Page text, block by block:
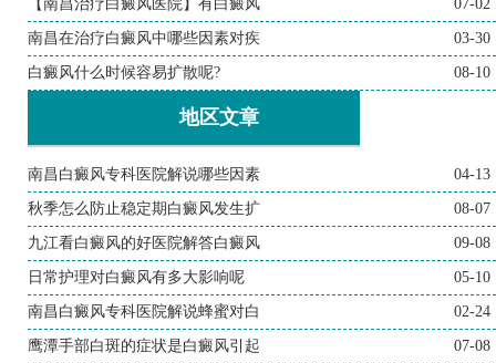
【南昌治疗白癜风医院】有白癜风 07-02
南昌在治疗白癜风中哪些因素对疾 03-30
白癜风什么时候容易扩散呢? 08-10
地区文章
南昌白癜风专科医院解说哪些因素 04-13
秋季怎么防止稳定期白癜风发生扩 08-07
九江看白癜风的好医院解答白癜风 09-08
日常护理对白癜风有多大影响呢 05-10
南昌白癜风专科医院解说蜂蜜对白 02-24
鹰潭手部白斑的症状是白癜风引起 07-08